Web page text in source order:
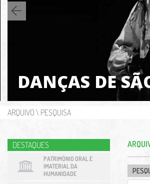
DANÇAS DE
ARQUIVO \ PESQUISA
DESTAQUES
PATRIMÓNIO ORAL E
IMATERIAL DA
HUMANIDADE